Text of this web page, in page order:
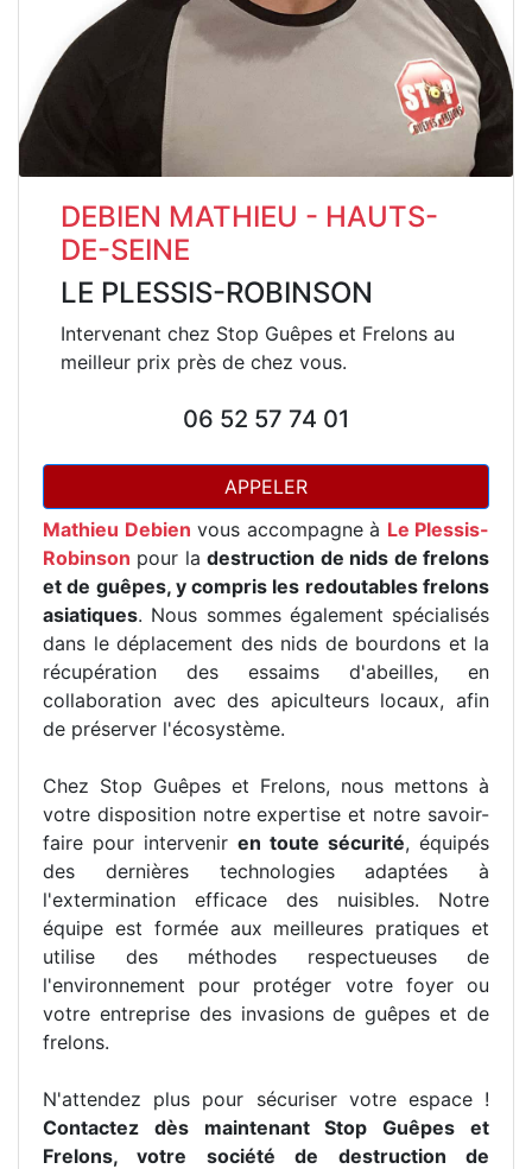
DEBIEN MATHIEU - HAUTS-
DE-SEINE
LE PLESSIS-ROBINSON
Intervenant chez Stop Guêpes et Frelons au
meilleur prix près de chez vous.
06 52 57 74 01
APPELER
Mathieu Debien vous accompagne à Le Plessis-
Robinson pour ladestruction de nids de frelons
et de guêpes, y compris les redoutables frelons
asiatiques. Nous sommes également spécialisés
dans le déplacement des nids de bourdons et la
récupération des essaims d'abeilles, en
collaboration avec des apiculteurs locaux, afin
de préserver l'écosystème.
Chez Stop Guêpes et Frelons, nous mettons à
votre disposition notre expertise et notre savoir-
faire pour intervenir en toute sécurité, équipés
des dernières technologies adaptées à
l'extermination efficace des nuisibles. Notre
équipe est formée aux meilleures pratiques et
utilise des méthodes respectueuses de
l'environnement pour protéger votre foyer ou
votre entreprise des invasions de guêpes et de
frelons.
N'attendez plus pour sécuriser votre espace !
Contactez dès maintenant Stop Guêpes et
Frelons, votre société de destruction de